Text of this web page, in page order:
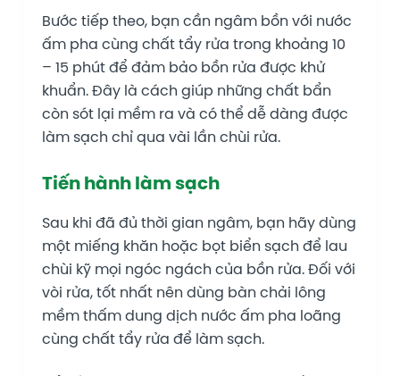
Bước tiếp theo, bạn cần ngâm bồn với nước
ấm pha cùng chất tẩy rửa trong khoảng 10
– 15 phút để đảm bảo bồn rửa được khử
khuẩn. Đây là cách giúp những chất bẩn
còn sót lại mềm ra và có thể dễ dàng được
làm sạch chỉ qua vài lần chùi rửa.
Tiến hành làm sạch
Sau khi đã đủ thời gian ngâm, bạn hãy dùng
một miếng khăn hoặc bọt biển sạch để lau
chùi kỹ mọi ngóc ngách của bồn rửa. Đối với
vòi rửa, tốt nhất nên dùng bàn chải lông
mềm thấm dung dịch nước ấm pha loãng
cùng chất tẩy rửa để làm sạch.